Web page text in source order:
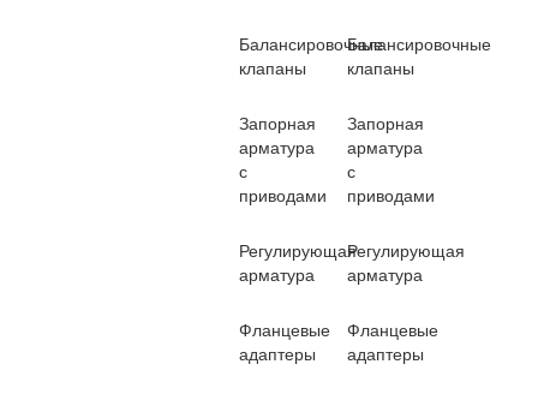
Балансировочные
клапаны
Запорная
арматура
с
приводами
Регулирующая
арматура
Фланцевые
адаптеры
Балансировочные
клапаны
Запорная
арматура
с
приводами
Регулирующая
арматура
Фланцевые
адаптеры